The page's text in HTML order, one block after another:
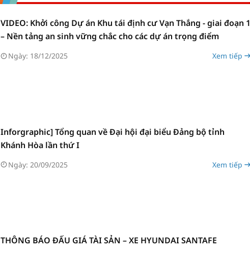
VIDEO: Khởi công Dự án Khu tái định cư Vạn Thắng - giai đoạn 1
– Nền tảng an sinh vững chắc cho các dự án trọng điểm
Ngày: 18/12/2025 Xem tiếp
Inforgraphic] Tổng quan về Đại hội đại biểu Đảng bộ tỉnh
Khánh Hòa lần thứ I
Ngày: 20/09/2025 Xem tiếp
THÔNG BÁO ĐẤU GIÁ TÀI SẢN – XE HYUNDAI SANTAFE